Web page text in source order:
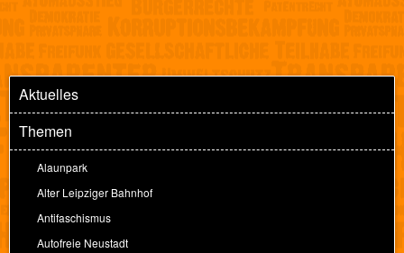
Aktuelles
Themen
Alaunpark
Alter Leipziger Bahnhof
Antifaschismus
Autofreie Neustadt